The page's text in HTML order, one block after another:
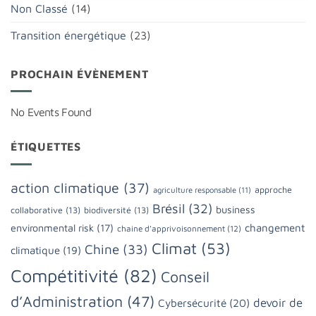
Non Classé (14)
Transition énergétique (23)
PROCHAIN ÉVÈNEMENT
No Events Found
ÉTIQUETTES
action climatique (37) agriculture responsable (11) approche
collaborative (13) biodiversité (13) Brésil (32) business
environmental risk (17) chaine d'apprivoisonnement (12) changement
climatique (19) Chine (33) Climat (53)
Compétitivité (82) Conseil
d’Administration (47) Cybersécurité (20) devoir de